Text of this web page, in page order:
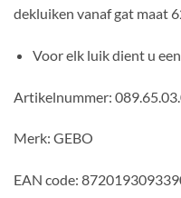
dekluiken vanaf gat maat
Voor elk luik dient u
Artikelnummer:
Merk: GEBO
EAN code: